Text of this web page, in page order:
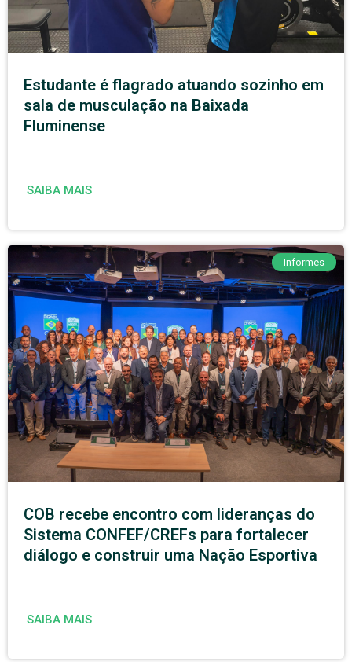
Estudante é flagrado atuando sozinho em
sala de musculação na Baixada
Fluminense
SAIBA MAIS
Informes
COB recebe encontro com lideranças do
Sistema CONFEF/CREFs para fortalecer
diálogo e construir uma Nação Esportiva
SAIBA MAIS